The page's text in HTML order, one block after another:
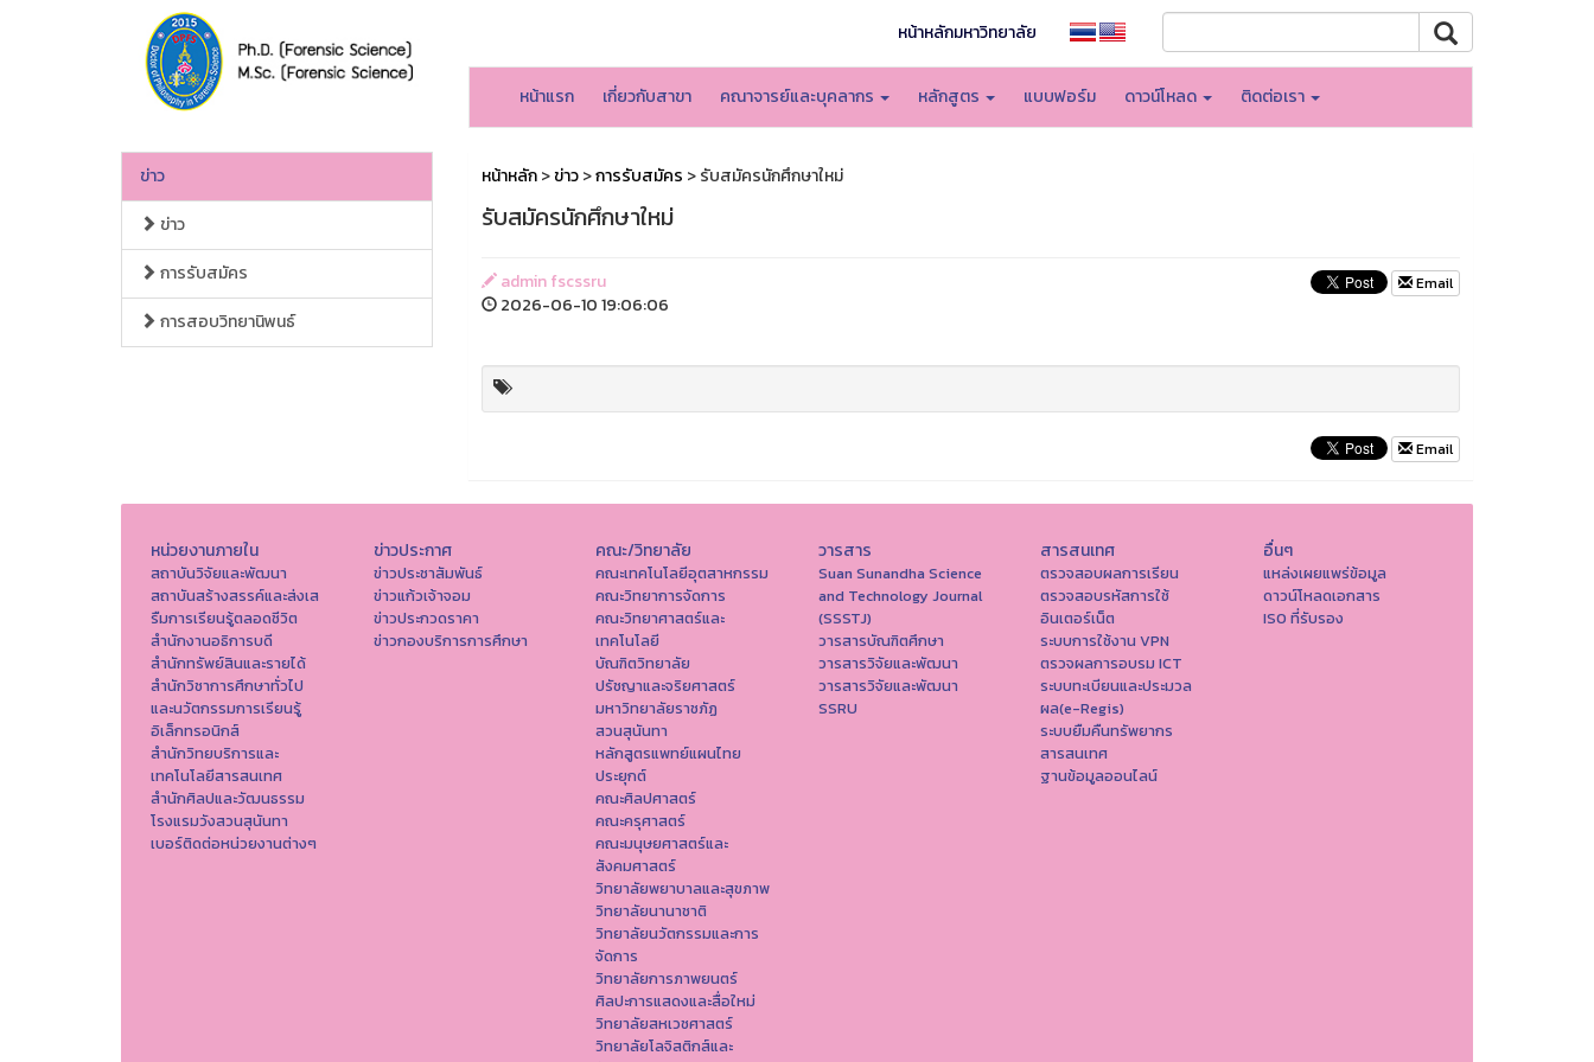
หน้าหลักมหาวิทยาลัย
หน้าแรก เกี่ยวกับสาขา คณาจารย์และบุคลากร หลักสูตร แบบฟอร์ม ดาวน์โหลด ติดต่อเรา
ข่าว
ข่าว
การรับสมัคร
การสอบวิทยานิพนธ์
หน้าหลัก>ข่าว>การรับสมัคร > รับสมัครนักศึกษาใหม่
รับสมัครนักศึกษาใหม่
admin fscssru
2026-06-10 19:06:06
Email
Email
หน่วยงานภายใน
สถาบันวิจัยและพัฒนา
สถาบันสร้างสรรค์และส่งเส
รืมการเรียนรู้ตลอดชีวิต
สำนักงานอธิการบดี
สำนักทรัพย์สินและรายได้
สำนักวิชาการศึกษาทั่วไป
และนวัตกรรมการเรียนรู้
อิเล็กทรอนิกส์
สำนักวิทยบริการและ
เทคโนโลยีสารสนเทศ
สำนักศิลปและวัฒนธรรม
โรงแรมวังสวนสุนันทา
เบอร์ติดต่อหน่วยงานต่างๆ
ข่าวประกาศ
ข่าวประชาสัมพันธ์
ข่าวแก้วเจ้าจอม
ข่าวประกวดราคา
ข่าวกองบริการการศึกษา
คณะ/วิทยาลัย
คณะเทคโนโลยีอุตสาหกรรม
คณะวิทยาการจัดการ
คณะวิทยาศาสตร์และ
เทคโนโลยี
บัณฑิตวิทยาลัย
ปรัชญาและจริยศาสตร์
มหาวิทยาลัยราชภัฏ
สวนสุนันทา
หลักสูตรแพทย์แผนไทย
ประยุกต์
คณะศิลปศาสตร์
คณะครุศาสตร์
คณะมนุษยศาสตร์และ
สังคมศาสตร์
วิทยาลัยพยาบาลและสุขภาพ
วิทยาลัยนานาชาติ
วิทยาลัยนวัตกรรมและการ
จัดการ
วิทยาลัยการภาพยนตร์
ศิลปะการแสดงและสื่อใหม่
วิทยาลัยสหเวชศาสตร์
วิทยาลัยโลจิสติกส์และ
วารสาร
Suan Sunandha Science
and Technology Journal
(SSSTJ)
วารสารบัณฑิตศึกษา
วารสารวิจัยและพัฒนา
วารสารวิจัยและพัฒนา
SSRU
สารสนเทศ
ตรวจสอบผลการเรียน
ตรวจสอบรหัสการใช้
อินเตอร์เน็ต
ระบบการใช้งาน VPN
ตรวจผลการอบรม ICT
ระบบทะเบียนและประมวล
ผล(e-Regis)
ระบบยืมคืนทรัพยากร
สารสนเทศ
ฐานข้อมูลออนไลน์
อื่นๆ
แหล่งเผยแพร่ข้อมูล
ดาวน์โหลดเอกสาร
ISO ที่รับรอง